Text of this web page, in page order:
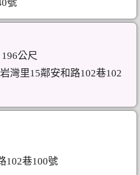
號
公尺
灣里15鄰安和路102巷102
102巷100號